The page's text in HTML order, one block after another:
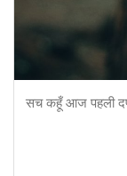
सच कहूँ आज पहली